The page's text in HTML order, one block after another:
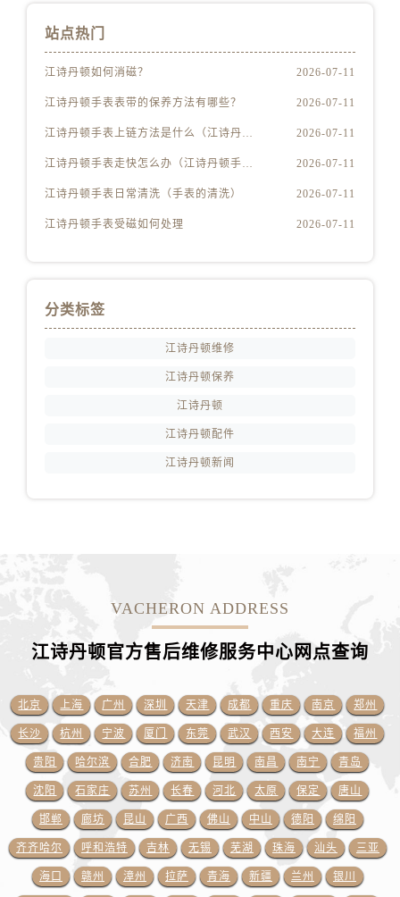
天津市和平区赤峰道136号天津国际金融中心26层2603室江诗丹顿售后服务中心（需提前预约）
福建省龙岩市新罗区九一南路江诗丹顿售后服务中心（需提前预约）
福建省宁德市蕉城区天湖东路江诗丹顿售后服务中心（需提前预约）
福建省莆田市城厢区霞林街道荔华东大道江诗丹顿售后服务中心（需提前预约）
福建省三明市三元区东乾二路江诗丹顿售后服务中心（需提前预约）
福建省漳州市龙文区步港路江诗丹顿售后服务中心（需提前预约）
江苏省常州市新北区龙锦路1590号现代传媒中心5号楼10层1008室江诗丹顿售后服务中心（需提前预约）
江苏省淮安市清江浦区淮海北路江诗丹顿售后服务中心（需提前预约）
江苏省连云港市海州区通灌北路江诗丹顿售后服务中心（需提前预约）
江苏省南京市秦淮区中山南路1号南京中心22层22-C1-C3室江诗丹顿售后服务中心（需提前预约）
站点热门
江诗丹顿如何消磁？ 2026-07-11
江诗丹顿手表表带的保养方法有哪些？ 2026-07-11
江诗丹顿手表上链方法是什么（江诗丹顿怎么给手表上链） 2026-07-11
江诗丹顿手表走快怎么办（江诗丹顿手表走快什么原因） 2026-07-11
江诗丹顿手表日常清洗（手表的清洗） 2026-07-11
江诗丹顿手表受磁如何处理 2026-07-11
分类标签
江诗丹顿维修
江诗丹顿保养
江诗丹顿
江诗丹顿配件
江诗丹顿新闻
VACHERON ADDRESS
江诗丹顿官方售后维修服务中心网点查询
北京 上海 广州 深圳 天津 成都 重庆 南京 郑州
长沙 杭州 宁波 厦门 东莞 武汉 西安 大连 福州
贵阳 哈尔滨 合肥 济南 昆明 南昌 南宁 青岛
沈阳 石家庄 苏州 长春 河北 太原 保定 唐山
邯郸 廊坊 昆山 广西 佛山 中山 德阳 绵阳
齐齐哈尔 呼和浩特 吉林 无锡 芜湖 珠海 汕头 三亚
海口 赣州 漳州 拉萨 青海 新疆 兰州 银川